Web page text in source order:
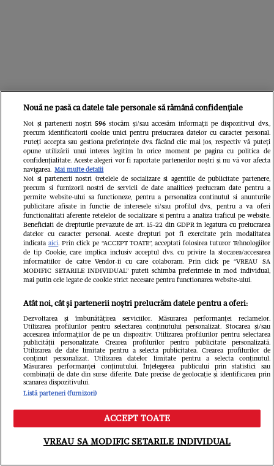
Citește în continuare
Meniu Caută
Nouă ne pasă ca datele tale personale să rămână confidențiale
Noi și partenerii noștri 596stocăm și/sau accesăm informații pe dispozitivul dvs.,
precum identificatorii cookie unici pentru prelucrarea datelor cu caracter personal.
Puteți accepta sau gestiona preferințele dvs. făcând clic mai jos, respectiv vă puteți
opune utilizării unui interes legitim în orice moment pe pagina cu politica de
confidențialitate. Aceste alegeri vor fi raportate partenerilor noștri și nu vă vor afecta
navigarea. Mai multe detalii
Noi si partenerii nostri (retelele de socializare si agentiile de publicitate partenere,
precum si furnizorii nostri de servicii de date analitice) prelucram date pentru a
permite website-ului sa functioneze, pentru a personaliza continutul si anunturile
publicitare afisate in functie de interesele si/sau profilul dvs., pentru a va oferi
functionalitati aferente retelelor de socializare si pentru a analiza traficul pe website.
Beneficiati de drepturile prevazute de art. 15-22 din GDPR in legatura cu prelucrarea
datelor cu caracter personal. Aceste drepturi pot fi exercitate prin modalitatea
indicataaici. Prin click pe “ACCEPT TOATE”, acceptati folosirea tuturor Tehnologiilor
de tip Cookie, care implica inclusiv acceptul dvs. cu privire la stocarea/accesarea
informatiilor de catre Vendor-ii cu care colaboram. Prin click pe “VREAU SA
MODIFIC SETARILE INDIVIDUAL” puteti schimba preferintele in mod individual,
mai putin cele legate de cookie strict necesare pentru functionarea website-ului.
Atât noi, cât și partenerii noștri prelucrăm datele pentru a oferi:
Dezvoltarea și îmbunătățirea serviciilor. Măsurarea performanței reclamelor.
Utilizarea profilurilor pentru selectarea conținutului personalizat. Stocarea și/sau
accesarea informațiilor de pe un dispozitiv. Utilizarea profilurilor pentru selectarea
publicității personalizate. Crearea profilurilor pentru publicitate personalizată.
Utilizarea de date limitate pentru a selecta publicitatea. Crearea profilurilor de
conținut personalizat. Utilizarea datelor limitate pentru a selecta conținutul.
Măsurarea performanței conținutului. Înțelegerea publicului prin statistici sau
combinații de date din surse diferite. Date precise de geolocație și identificarea prin
scanarea dispozitivului.
Listă parteneri (furnizori)
ACCEPT TOATE
VREAU SA MODIFIC SETARILE INDIVIDUAL